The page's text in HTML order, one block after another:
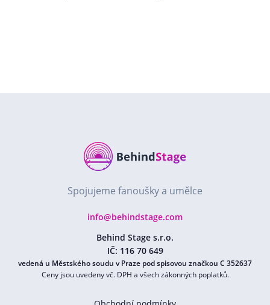
Spojujeme fanoušky a umělce
info@behindstage.com
Behind Stage s.r.o.
IČ: 116 70 649
vedená u Městského soudu v Praze pod spisovou značkou C 352637
Ceny jsou uvedeny vč. DPH a všech zákonných poplatků.